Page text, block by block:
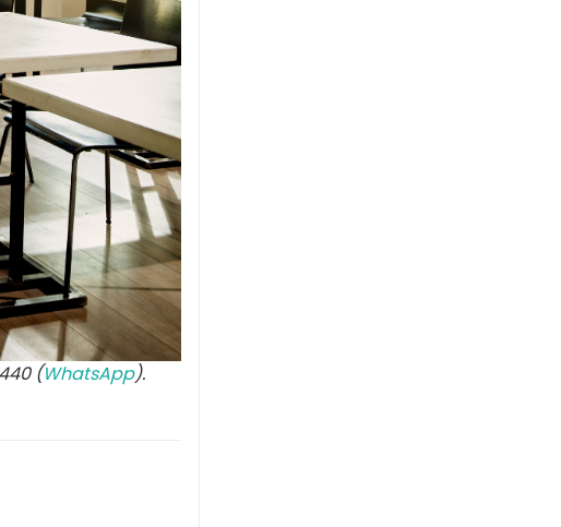
(WhatsApp).